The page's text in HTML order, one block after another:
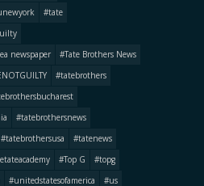
#tate
newspaper
#Tate Brothers News
#tatebrothers
#tatebrothersnews
#tatebrothersusa
#tatenews
#Top G
#topg
#unitedstatesofamerica
#us